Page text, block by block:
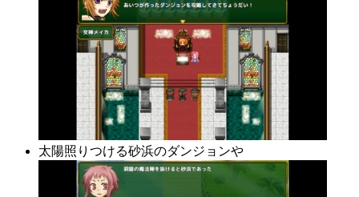
太陽照りつける砂浜のダンジョンや